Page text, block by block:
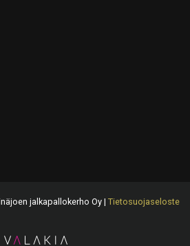
jalkapallokerho Oy | Tietosuojaseloste